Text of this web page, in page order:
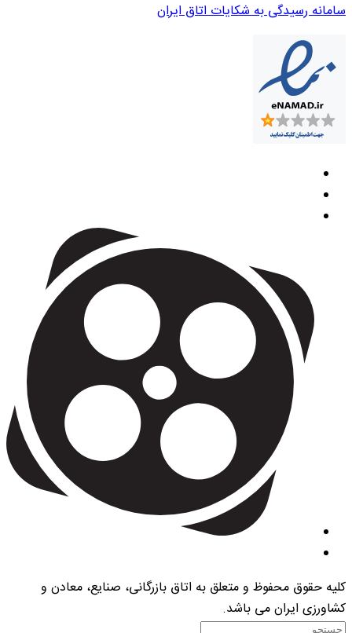
سامانه رسیدگی به شکایات اتاق ایران
کلیه حقوق محفوظ و متعلق به اتاق بازرگانی، صنایع، معادن و
کشاورزی ایران می باشد.